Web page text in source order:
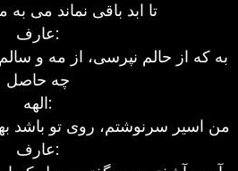
تا ابد باقی نماند می
عارف:
به که از حالم نپرسی، از مه و
چه حاصل
الهه:
من اسیر سرنوشتم، روی تو باشد
عارف: